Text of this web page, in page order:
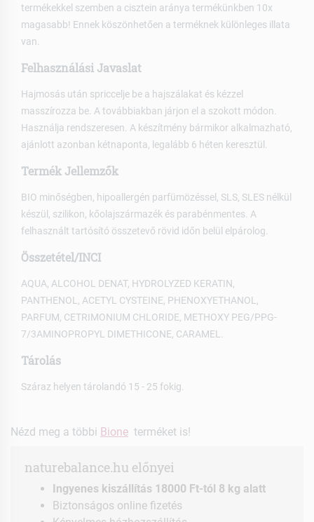
termékekkel szemben a cisztein aránya termékünkben 10x
magasabb! Ennek köszönhetően a terméknek különleges illata
van.
Felhasználási Javaslat
Hajmosás után spriccelje be a hajszálakat és kézzel
masszírozza be. A továbbiakban járjon el a szokott módon.
Használja rendszeresen. A készítmény bármikor alkalmazható,
ajánlott azonban kétnaponta, legalább 6 héten keresztül.
Termék Jellemzők
BIO minőségben, hipoallergén parfümözéssel, SLS, SLES nélkül
készül, szilikon, kőolajszármazék és parabénmentes. A
felhasznált tartósító összetevő rövid időn belül elpárolog.
Összetétel/INCI
AQUA, ALCOHOL DENAT, HYDROLYZED KERATIN,
PANTHENOL, ACETYL CYSTEINE, PHENOXYETHANOL,
PARFUM, CETRIMONIUM CHLORIDE, METHOXY PEG/PPG-
7/3AMINOPROPYL DIMETHICONE, CARAMEL.
Tárolás
Száraz helyen tárolandó 15 - 25 fokig.
Nézd meg a többi Bione terméket is!
naturebalance.hu előnyei
Ingyenes kiszállítás 18000 Ft-tól 8 kg alatt
Biztonságos online fizetés